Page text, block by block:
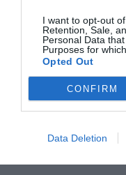
I want to opt-out
Retention, Sale,
Personal Data
Purposes for
Opted Out
CONFIRM
Data Deletion